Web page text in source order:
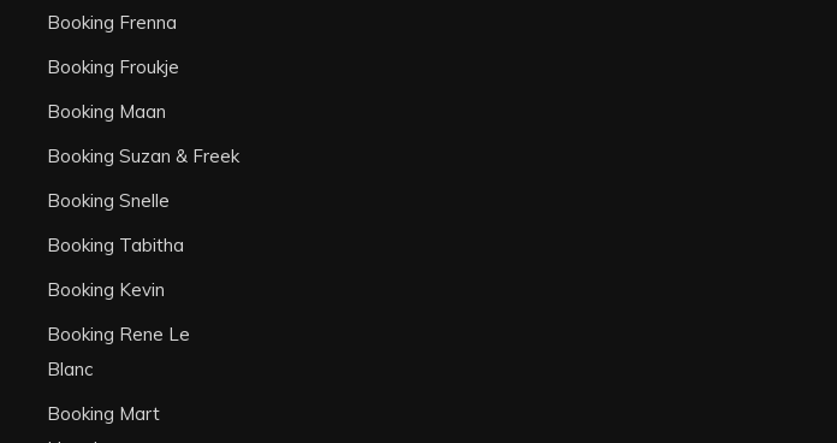
Booking Frenna
Booking Froukje
Booking Maan
Booking Suzan & Freek
Booking Snelle
Booking Tabitha
Booking Kevin
Booking Rene Le
Blanc
Booking Mart